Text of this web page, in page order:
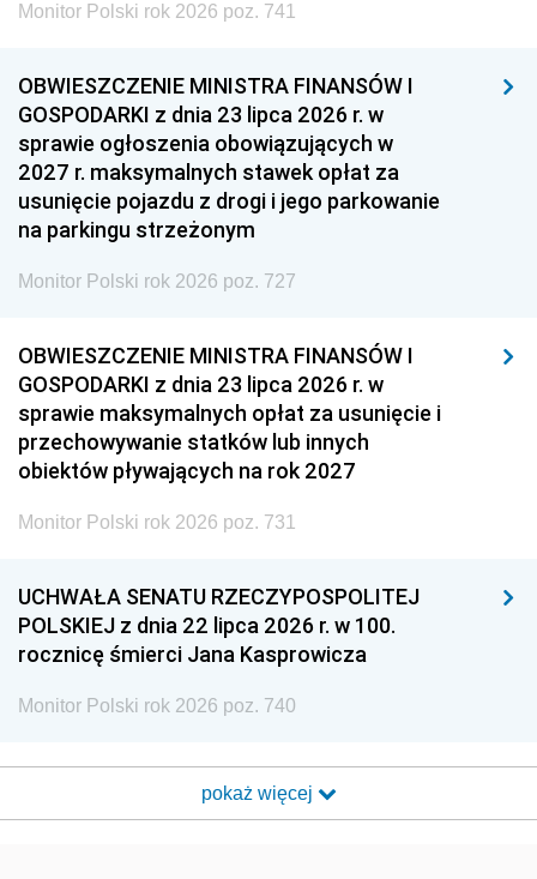
Monitor Polski rok 2026 poz. 741
OBWIESZCZENIE MINISTRA FINANSÓW I
GOSPODARKI z dnia 23 lipca 2026 r. w
sprawie ogłoszenia obowiązujących w
2027 r. maksymalnych stawek opłat za
usunięcie pojazdu z drogi i jego parkowanie
na parkingu strzeżonym
Monitor Polski rok 2026 poz. 727
OBWIESZCZENIE MINISTRA FINANSÓW I
GOSPODARKI z dnia 23 lipca 2026 r. w
sprawie maksymalnych opłat za usunięcie i
przechowywanie statków lub innych
obiektów pływających na rok 2027
Monitor Polski rok 2026 poz. 731
UCHWAŁA SENATU RZECZYPOSPOLITEJ
POLSKIEJ z dnia 22 lipca 2026 r. w 100.
rocznicę śmierci Jana Kasprowicza
Monitor Polski rok 2026 poz. 740
pokaż więcej